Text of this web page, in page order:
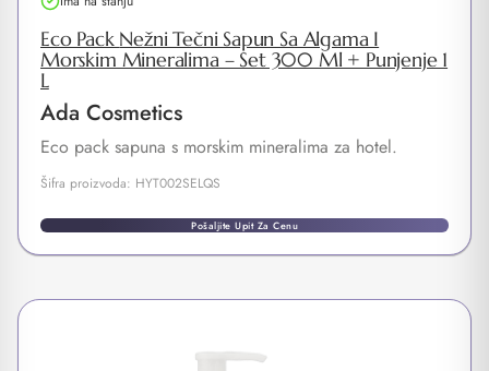
Eco Pack Nežni Tečni Sapun Sa Algama I
Morskim Mineralima – Set 300 Ml + Punjenje 1
L
Ada Cosmetics
Eco pack sapuna s morskim mineralima za hotel.
Šifra proizvoda: HYT002SELQS
Pošaljite Upit Za Cenu